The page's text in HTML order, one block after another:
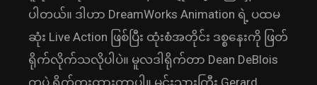
ပါတယ်။ ဒါဟာ DreamWorks Animation ရဲ့ ပထမ
ဆုံး Live Action ဖြစ်ပြီး ထုံးစံအတိုင်း ဒစ္စနေးကို ဖြတ်
ရိုက်လိုက်သလိုပါပဲ။ မူလဒါရိုက်တာ Dean DeBlois